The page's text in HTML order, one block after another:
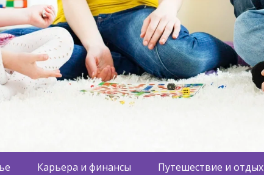
Карьера и финансы Путешествие и отдых